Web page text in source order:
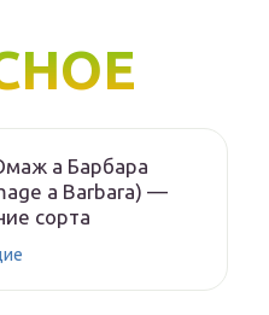
а Барбара
a Barbara) —
сорта